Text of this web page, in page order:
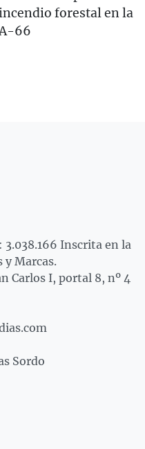
forestal en la
66
3.038.166 Inscrita en la
y Marcas.
Carlos I, portal 8, nº 4
Sordo